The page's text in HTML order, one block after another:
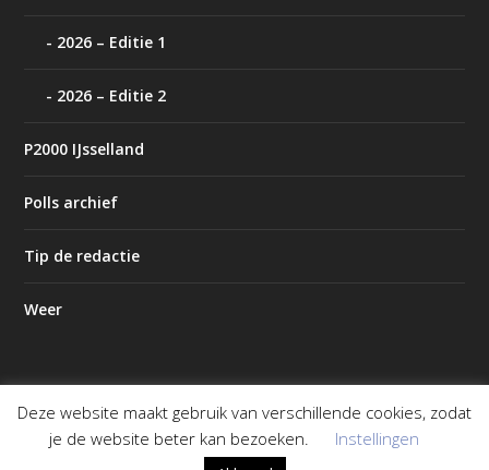
2026 – Editie 1
2026 – Editie 2
P2000 IJsselland
Polls archief
Tip de redactie
Weer
Ontworpen doorElegant Themes | Mogelijk gemaakt door
WordPress
Deze website maakt gebruik van verschillende cookies, zodat
je de website beter kan bezoeken.
Instellingen